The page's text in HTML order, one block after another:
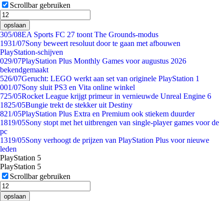
Scrollbar gebruiken
opslaan
305/08EA Sports FC 27 toont The Grounds-modus
1931/07Sony beweert resoluut door te gaan met afbouwen
PlayStation-schijven
029/07PlayStation Plus Monthly Games voor augustus 2026
bekendgemaakt
526/07Gerucht: LEGO werkt aan set van originele PlayStation 1
001/07Sony sluit PS3 en Vita online winkel
725/05Rocket League krijgt primeur in vernieuwde Unreal Engine 6
1825/05Bungie trekt de stekker uit Destiny
821/05PlayStation Plus Extra en Premium ook stiekem duurder
1819/05Sony stopt met het uitbrengen van single-player games voor de
pc
1319/05Sony verhoogt de prijzen van PlayStation Plus voor nieuwe
leden
PlayStation 5
PlayStation 5
Scrollbar gebruiken
opslaan